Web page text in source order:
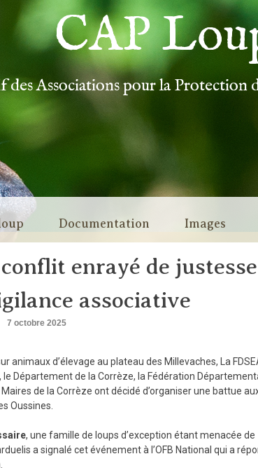
CAP
des Associations pour la Protection
Documentation Images
conflit enrayé de justesse
associative
7 octobre 2025
animaux d’élevage au plateau des Millevaches, La
le Département de la Corrèze, la Fédération
de la Corrèze ont décidé d’organiser une battue
Oussines.
, une famille de loups d’exception étant menacée de
a signalé cet événement à l’OFB National qui a